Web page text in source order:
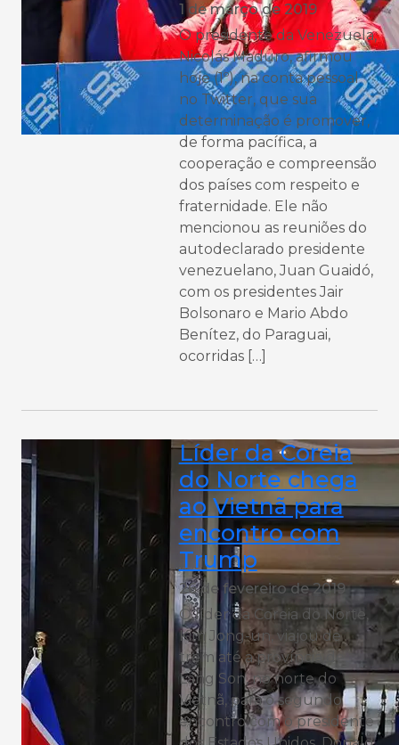
1 de março de 2019
O presidente da Venezuela,
Nicolás Maduro, afirmou
hoje (1º), na conta pessoal
no Twitter, que sua
determinação é promover,
de forma pacífica, a
cooperação e compreensão
dos países com respeito e
fraternidade. Ele não
mencionou as reuniões do
autodeclarado presidente
venezuelano, Juan Guaidó,
com os presidentes Jair
Bolsonaro e Mario Abdo
Benítez, do Paraguai,
ocorridas […]
Líder da Coreia
do Norte chega
ao Vietnã para
encontro com
Trump
26 de fevereiro de 2019
O líder da Coreia do Norte,
Kim Jong-un, viajou de
trem até a província de
Lang Son, no norte do
Vietnã, para o segundo
encontro com o presidente